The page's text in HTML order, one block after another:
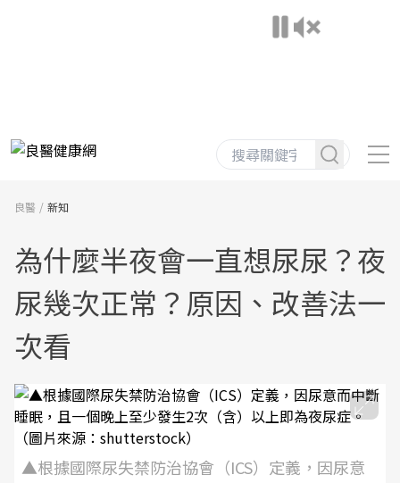
良醫 新知
為什麼半夜會一直想尿尿？夜
尿幾次正常？原因、改善法一
次看
▲根據國際尿失禁防治協會（ICS）定義，因尿意